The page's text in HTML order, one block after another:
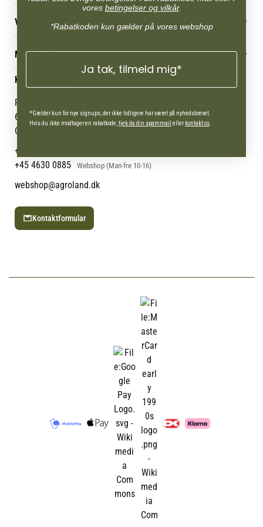
Betingelser & vilkår
Reklamations- & fortrydelsesret
Levering & afhentning
Følg din bestilling
Persondatapolitik
Cookies
VORES BUTIK
Job
Mærker
Om os
Om Vestjyllands Andel
Blog
Ofte stillede spørgsmål
MIN KONTO
Administrer min konto
Min Konto
KONTAKT OS
Pantonevej 10
6580 Vamdrup
CVR: 21 38 54 84
+45 7692 2900
+45 4630 0885 Webshop (Man-fre 10-16)
webshop@agroland.dk
Kontaktformular
vores betingelser og vilkår.
*Rabatkoden kun gælder på vores webshop
Ja tak, tilmeld mig*
*Gælder kun for nye signups, der ikke tidligere har været på nyhedsbrevet.
Hvis du ikke modtager en rabatkode, tjek da din spammail ellerkontakt os